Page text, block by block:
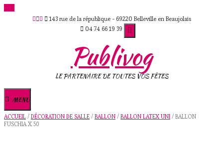
143 rue de la république - 69220 Belleville en Beaujolais
04 74 66 19 39
Publivog
LE PARTENAIRE DE TOUTES VOS FÊTES
MENU
ACCUEIL / DÉCORATION DE SALLE / BALLON / BALLON LATEX UNI / BALLON
FUSCHIA X 50